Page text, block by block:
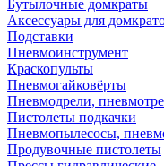
Бутылочные домкраты
Аксессуары для
Подставки
Пневмоинструмент
Краскопульты
Пневмогайковёрты
Пневмодрели,
Пистолеты подкачки
Пневмопылесосы,
Продувочные пистолеты